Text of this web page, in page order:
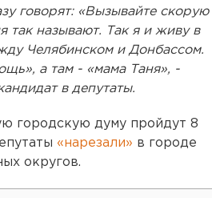
говорят: «Вызывайте скорую
так называют. Так я и живу в
Челябинском и Донбассом.
а там - «мама Таня», -
в депутаты.
городскую думу пройдут 8
«нарезали» в городе
округов.